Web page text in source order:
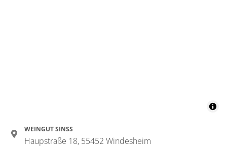
WEINGUT SINSS
Haupstraße 18, 55452 Windesheim